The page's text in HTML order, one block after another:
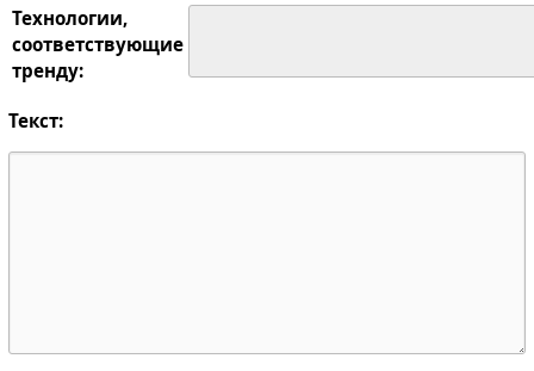
Технологии,
соответствующие
тренду:
Текст: